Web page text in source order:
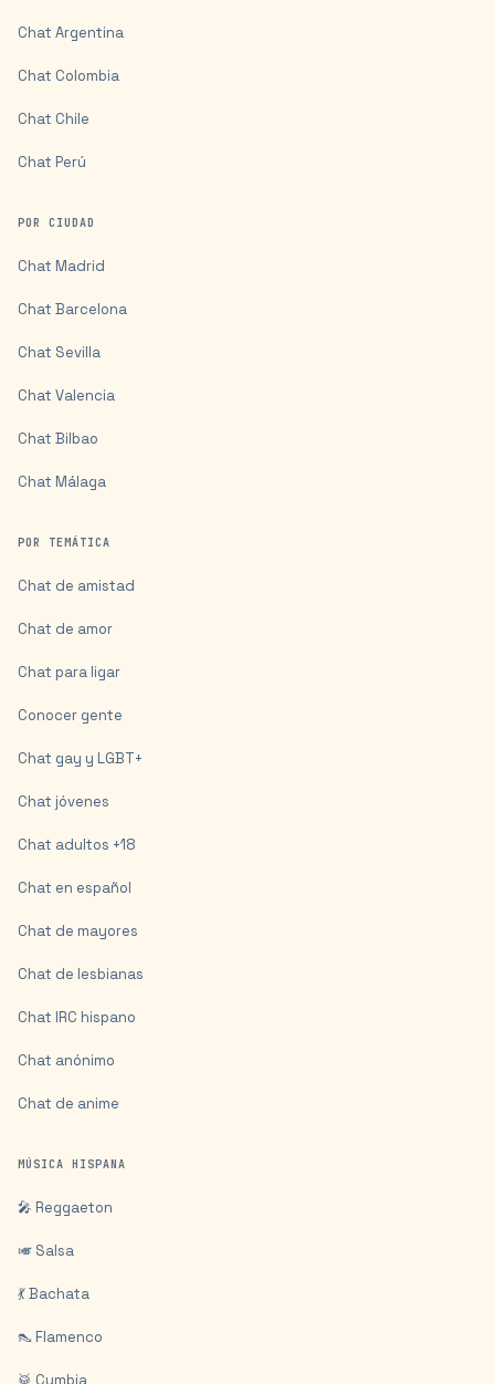
Chat Argentina
Chat Colombia
Chat Chile
Chat Perú
POR CIUDAD
Chat Madrid
Chat Barcelona
Chat Sevilla
Chat Valencia
Chat Bilbao
Chat Málaga
POR TEMÁTICA
Chat de amistad
Chat de amor
Chat para ligar
Conocer gente
Chat gay y LGBT+
Chat jóvenes
Chat adultos +18
Chat en español
Chat de mayores
Chat de lesbianas
Chat IRC hispano
Chat anónimo
Chat de anime
MÚSICA HISPANA
🎤 Reggaeton
🎺 Salsa
💃 Bachata
👠 Flamenco
🥁 Cumbia